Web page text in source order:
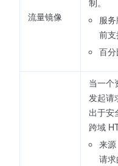
流量镜像
服
前支
百分
当一个
发起请
出于安
跨域
来
请